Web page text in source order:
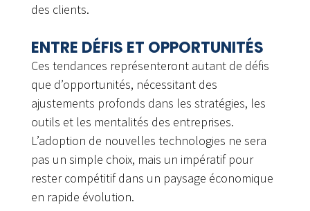
des clients.
ENTRE DÉFIS ET OPPORTUNITÉS
Ces tendances représenteront autant de défis
que d’opportunités, nécessitant des
ajustements profonds dans les stratégies, les
outils et les mentalités des entreprises.
L’adoption de nouvelles technologies ne sera
pas un simple choix, mais un impératif pour
rester compétitif dans un paysage économique
en rapide évolution.